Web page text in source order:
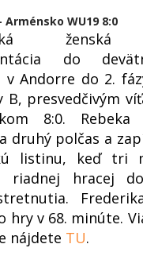
Arménsko WU19 8:0
ženská
do
v Andorre do 2.
B, presvedčivým
8:0. Rebeka
druhý polčas a
listinu, keď tri
riadnej hracej
hry v 68. minúte.
nájdete TU.